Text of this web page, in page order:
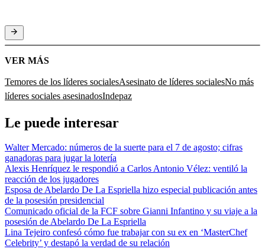
VER MÁS
Temores de los líderes socialesAsesinato de líderes socialesNo más
líderes sociales asesinadosIndepaz
Le puede interesar
Walter Mercado: números de la suerte para el 7 de agosto; cifras
ganadoras para jugar la lotería
Alexis Henríquez le respondió a Carlos Antonio Vélez: ventiló la
reacción de los jugadores
Esposa de Abelardo De La Espriella hizo especial publicación antes
de la posesión presidencial
Comunicado oficial de la FCF sobre Gianni Infantino y su viaje a la
posesión de Abelardo De La Espriella
Lina Tejeiro confesó cómo fue trabajar con su ex en ‘MasterChef
Celebrity’ y destapó la verdad de su relación